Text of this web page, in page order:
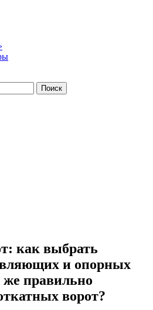
как выбрать
и опорных
же правильно
ворот?